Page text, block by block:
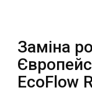
Заміна
EcoFlow